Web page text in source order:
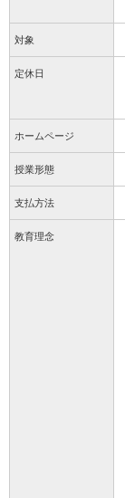
対象
定休日
ホームページ
授業形態
支払方法
教育理念